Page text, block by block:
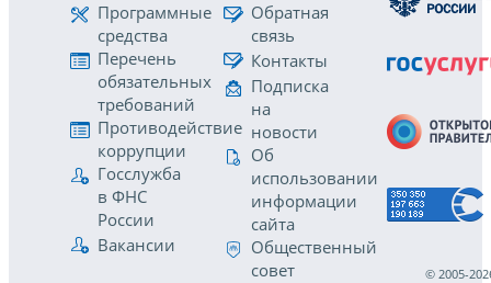
Программные
средства
Перечень
обязательных
требований
Противодействие
коррупции
Госслужба
в ФНС
России
Вакансии
Обратная
связь
Контакты
Подписка
на
новости
Об
использовании
информации
сайта
Общественный
совет
© 2005-